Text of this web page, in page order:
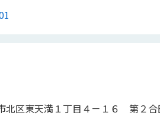
北区東天満１丁目４－１６ 第２合